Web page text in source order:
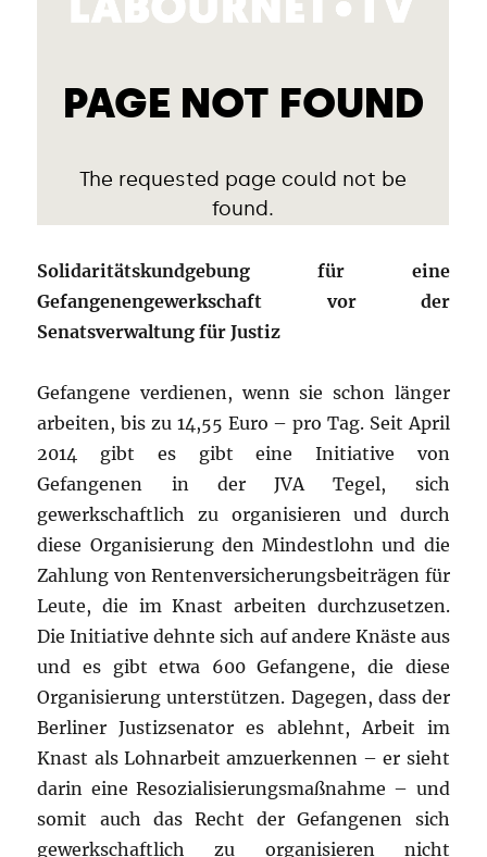
Solidaritätskundgebung für eine
Gefangenengewerkschaft vor der
Senatsverwaltung für Justiz
Gefangene verdienen, wenn sie schon länger
arbeiten, bis zu 14,55 Euro – pro Tag. Seit April
2014 gibt es gibt eine Initiative von
Gefangenen in der JVA Tegel, sich
gewerkschaftlich zu organisieren und durch
diese Organisierung den Mindestlohn und die
Zahlung von Rentenversicherungsbeiträgen für
Leute, die im Knast arbeiten durchzusetzen.
Die Initiative dehnte sich auf andere Knäste aus
und es gibt etwa 600 Gefangene, die diese
Organisierung unterstützen. Dagegen, dass der
Berliner Justizsenator es ablehnt, Arbeit im
Knast als Lohnarbeit amzuerkennen – er sieht
darin eine Resozialisierungsmaßnahme – und
somit auch das Recht der Gefangenen sich
gewerkschaftlich zu organisieren nicht